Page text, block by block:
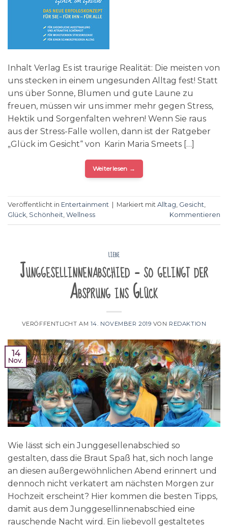
Inhalt Verlag Es ist traurige Realität: Die meisten von
uns stecken in einem ungesunden Alltag fest! Statt
uns über Sonne, Blumen und gute Laune zu
freuen, müssen wir uns immer mehr gegen Stress,
Hektik und Sorgenfalten wehren! Wenn Sie raus
aus der Stress-Falle wollen, dann ist der Ratgeber
„Glück im Gesicht“ von Karin Maria Smeets […]
Weiterlesen →
Veröffentlicht in Entertainment Markiert mit Alltag, Gesicht,
Glück, Schönheit, Wellness Kommentieren
LIEBE
Junggesellinnenabschied – so gelingt der
Absprung ins Glück
VERÖFFENTLICHT AM 14. NOVEMBER 2019 VON REDAKTION
14
Nov.
Wie lässt sich ein Junggesellenabschied so
gestalten, dass die Braut Spaß hat, sich noch lange
an diesen außergewöhnlichen Abend erinnert und
dennoch nicht verkatert am nächsten Morgen zur
Hochzeit erscheint? Hier kommen die besten Tipps,
damit aus dem Junggesellinnenabschied eine
rauschende Nacht wird. Ein liebevoll gestaltetes